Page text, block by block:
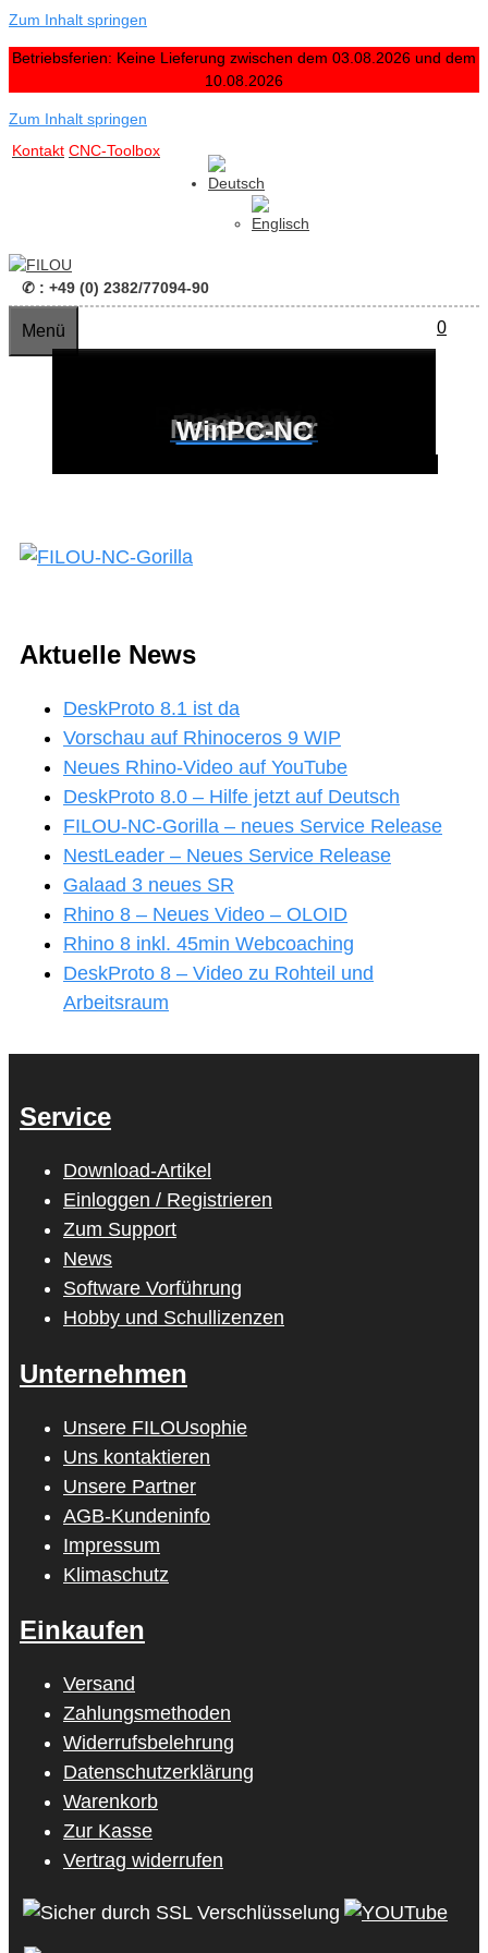
Zum Inhalt springen
Betriebsferien: Keine Lieferung zwischen dem 03.08.2026 und dem
10.08.2026
Zum Inhalt springen
Kontakt CNC-Toolbox
✆ : +49 (0) 2382/77094-90
0
Menü
Rhinoceros 3D
FILOU-NC
DeskProto
Rhino Plugins
MoI 3D
madCAM
CutLeader
FILOU MX2
Galaad
NestLeader
WinPC-NC
Aktuelle News
DeskProto 8.1 ist da
Vorschau auf Rhinoceros 9 WIP
Neues Rhino-Video auf YouTube
DeskProto 8.0 – Hilfe jetzt auf Deutsch
FILOU-NC-Gorilla – neues Service Release
NestLeader – Neues Service Release
Galaad 3 neues SR
Rhino 8 – Neues Video – OLOID
Rhino 8 inkl. 45min Webcoaching
DeskProto 8 – Video zu Rohteil und
Arbeitsraum
Service
Download-Artikel
Einloggen / Registrieren
Zum Support
News
Software Vorführung
Hobby und Schullizenzen
Unternehmen
Unsere FILOUsophie
Uns kontaktieren
Unsere Partner
AGB-Kundeninfo
Impressum
Klimaschutz
Einkaufen
Versand
Zahlungsmethoden
Widerrufsbelehrung
Datenschutzerklärung
Warenkorb
Zur Kasse
Vertrag widerrufen